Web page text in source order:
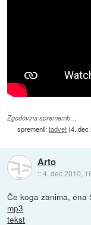
Zgodovina sprememb…
spremenil:tadvet(4. dec
Arto
::4. dec 2010,
Če koga zanima, ena
mp3
tekst